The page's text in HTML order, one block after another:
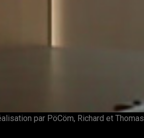
par PöCöm, Richard et Thomas.